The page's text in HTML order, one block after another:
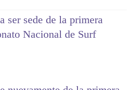
ser sede de la primera
Nacional de Surf